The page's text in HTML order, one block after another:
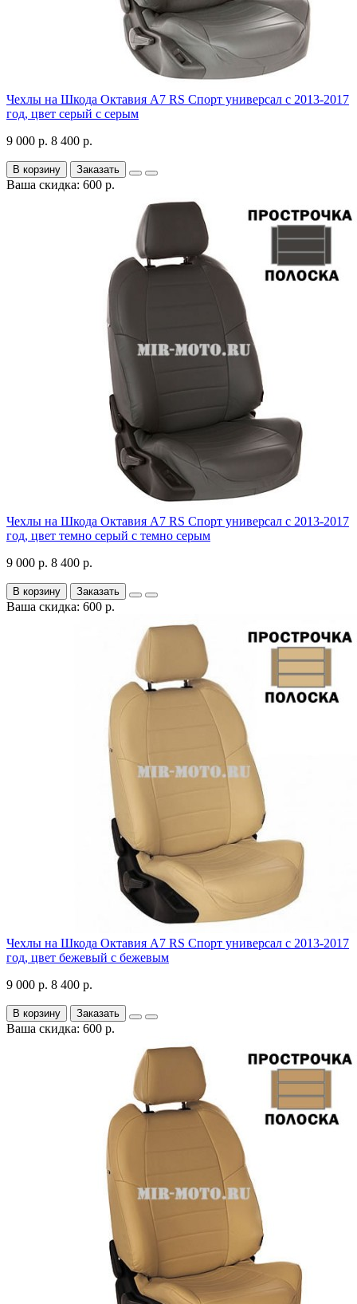
Чехлы на Шкода Октавия А7 RS Спорт универсал с 2013-2017
год, цвет серый с серым
9 000 р. 8 400 р.
В корзину Заказать
Ваша скидка: 600 р.
Чехлы на Шкода Октавия А7 RS Спорт универсал с 2013-2017
год, цвет темно серый с темно серым
9 000 р. 8 400 р.
В корзину Заказать
Ваша скидка: 600 р.
Чехлы на Шкода Октавия А7 RS Спорт универсал с 2013-2017
год, цвет бежевый с бежевым
9 000 р. 8 400 р.
В корзину Заказать
Ваша скидка: 600 р.